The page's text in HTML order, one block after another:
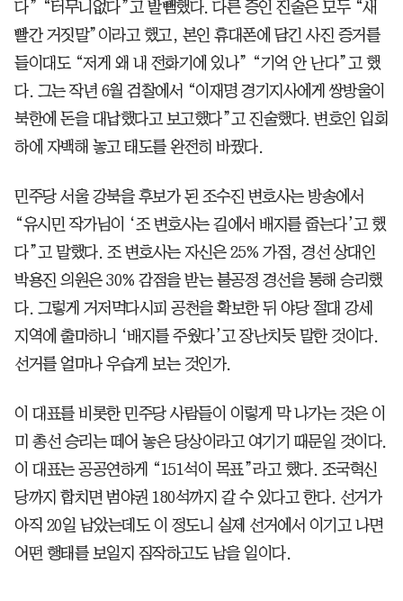
다” “터무니없다”고 발뺌했다. 다른 증인 진술은 모두 “새
빨간 거짓말”이라고 했고, 본인 휴대폰에 담긴 사진 증거를
들이대도 “저게 왜 내 전화기에 있나” “기억 안 난다”고 했
다. 그는 작년 6월 검찰에서 “이재명 경기지사에게 쌍방울이
북한에 돈을 대납했다고 보고했다”고 진술했다. 변호인 입회
하에 자백해 놓고 태도를 완전히 바꿨다.
민주당 서울 강북을 후보가 된 조수진 변호사는 방송에서
“유시민 작가님이 ‘조 변호사는 길에서 배지를 줍는다’고 했
다”고 말했다. 조 변호사는 자신은 25% 가점, 경선 상대인
박용진 의원은 30% 감점을 받는 불공정 경선을 통해 승리했
다. 그렇게 거저먹다시피 공천을 확보한 뒤 야당 절대 강세
지역에 출마하니 ‘배지를 주웠다’고 장난치듯 말한 것이다.
선거를 얼마나 우습게 보는 것인가.
이 대표를 비롯한 민주당 사람들이 이렇게 막 나가는 것은 이
미 총선 승리는 떼어 놓은 당상이라고 여기기 때문일 것이다.
이 대표는 공공연하게 “151석이 목표”라고 했다. 조국혁신
당까지 합치면 범야권 180석까지 갈 수 있다고 한다. 선거가
아직 20일 남았는데도 이 정도니 실제 선거에서 이기고 나면
어떤 행태를 보일지 짐작하고도 남을 일이다.